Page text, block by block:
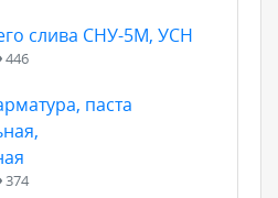
слива СНУ-5М, УСН
446
паста
374